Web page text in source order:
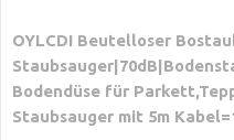
OYLCDI Beutelloser
Bodendüse für
Staubsauger mit 5m